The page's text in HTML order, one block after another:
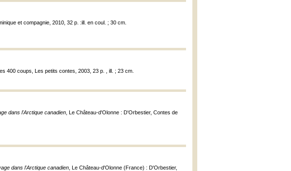
et compagnie, 2010, 32 p. :ill. en coul. ; 30 cm.
400 coups, Les petits contes, 2003, 23 p. , ill. ; 23 cm.
dans l'Arctique canadien , Le Château-d'Olonne : D'Orbestier, Contes de
dans l'Arctique canadien , Le Château-d'Olonne (France) : D'Orbestier,